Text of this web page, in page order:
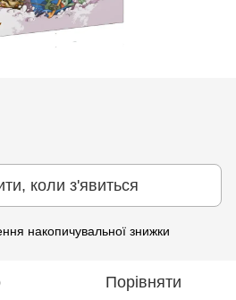
коли з'явиться
накопичувальної знижки
Порівняти